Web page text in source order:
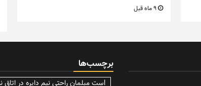
9 ماه قبل
برچسب‌ها
lسِت مبلمان راحتی نیم دایره در اتاق نشیمن و پذیرایی